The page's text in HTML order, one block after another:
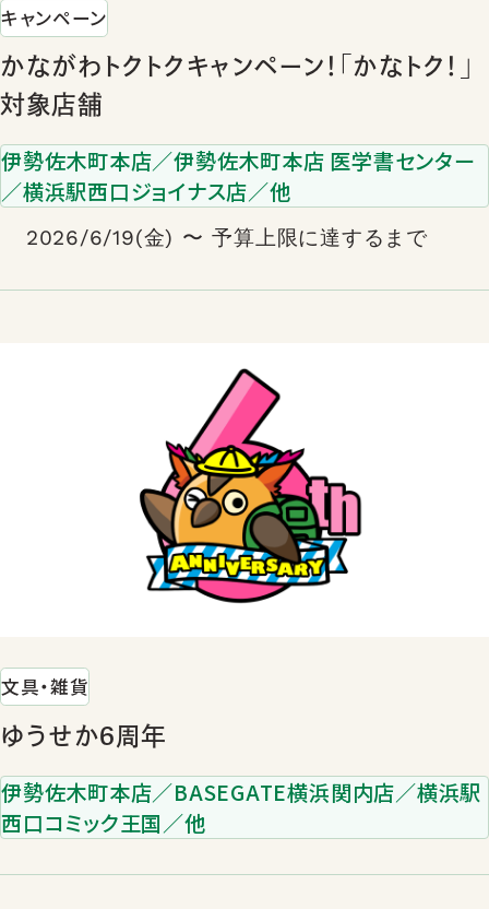
キャンペーン
かながわトクトクキャンペーン！「かなトク！」
対象店舗
伊勢佐木町本店／伊勢佐木町本店 医学書センター
／横浜駅西口ジョイナス店／他
2026/6/19(金) 〜 予算上限に達するまで
文具・雑貨
ゆうせか6周年
伊勢佐木町本店／BASEGATE横浜関内店／横浜駅
西口コミック王国／他